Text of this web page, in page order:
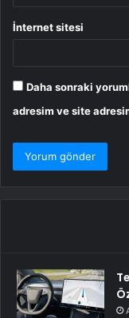
İnternet sitesi
Daha sonraki
adresim ve site